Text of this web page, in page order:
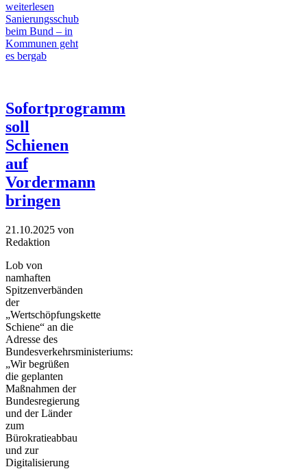
weiterlesen
Sanierungsschub
beim Bund – in
Kommunen geht
es bergab
Sofortprogramm
soll
Schienen
auf
Vordermann
bringen
21.10.2025 von
Redaktion
Lob von
namhaften
Spitzenverbänden
der
„Wertschöpfungskette
Schiene“ an die
Adresse des
Bundesverkehrsministeriums:
„Wir begrüßen
die geplanten
Maßnahmen der
Bundesregierung
und der Länder
zum
Bürokratieabbau
und zur
Digitalisierung